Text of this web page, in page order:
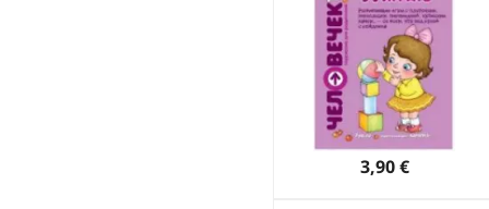
3,90 €